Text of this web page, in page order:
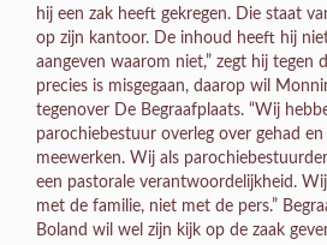
hij een zak heeft gekregen. Die staat
op zijn kantoor. De inhoud heeft hij
aangeven waarom niet,” zegt hij tegen
precies is misgegaan, daarop wil
tegenover De Begraafplaats. “Wij
parochiebestuur overleg over gehad
meewerken. Wij als
een pastorale verantwoordelijkheid.
met de familie, niet met de pers.”
Boland wil wel zijn kijk op de zaak